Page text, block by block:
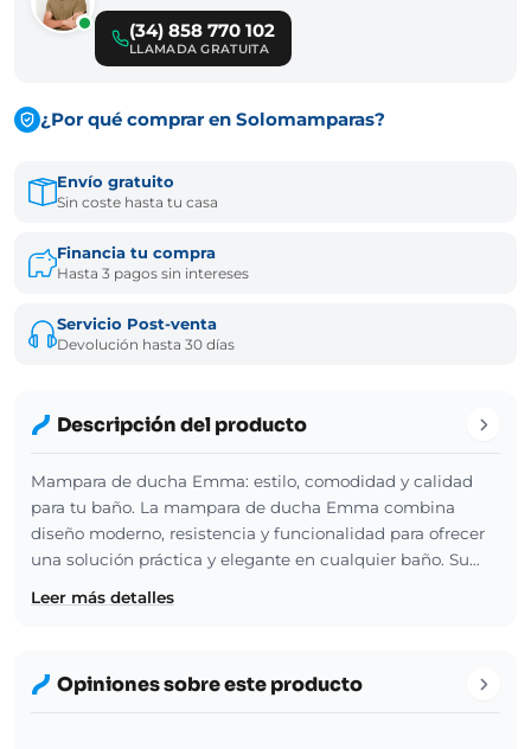
(34) 858 770 102
LLAMADA GRATUITA
¿Por qué comprar en Solomamparas?
Envío gratuito
Sin coste hasta tu casa
Financia tu compra
Hasta 3 pagos sin intereses
Servicio Post-venta
Devolución hasta 30 días
Descripción del producto
Mampara de ducha Emma: estilo, comodidad y calidad
para tu baño. La mampara de ducha Emma combina
diseño moderno, resistencia y funcionalidad para ofrecer
una solución práctica y elegante en cualquier baño. Su…
Leer más detalles
Opiniones sobre este producto